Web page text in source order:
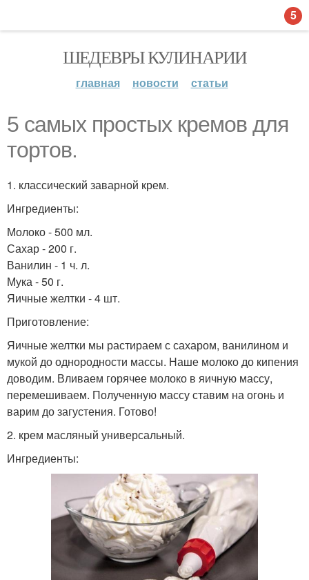
ШЕДЕВРЫ КУЛИНАРИИ
главная новости статьи
5 самых простых кремов для
тортов.
1. классический заварной крем.
Ингредиенты:
Молоко - 500 мл.
Сахар - 200 г.
Ванилин - 1 ч. л.
Мука - 50 г.
Яичные желтки - 4 шт.
Приготовление:
Яичные желтки мы растираем с сахаром, ванилином и
мукой до однородности массы. Наше молоко до кипения
доводим. Вливаем горячее молоко в яичную массу,
перемешиваем. Полученную массу ставим на огонь и
варим до загустения. Готово!
2. крем масляный универсальный.
Ингредиенты:
5